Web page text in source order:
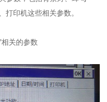
打印机这些相关参数。
相关的参数